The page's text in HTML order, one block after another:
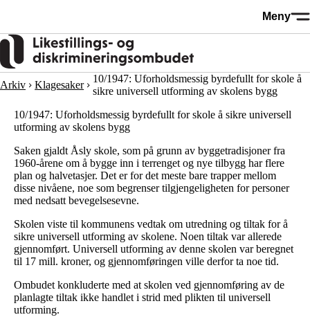
Meny
Arkiv Klagesaker
10/1947: Uforholdsmessig byrdefullt for skole å
sikre universell utforming av skolens bygg
10/1947: Uforholdsmessig byrdefullt for skole å sikre universell
utforming av skolens bygg
Saken gjaldt Åsly skole, som på grunn av byggetradisjoner fra
1960-årene om å bygge inn i terrenget og nye tilbygg har flere
plan og halvetasjer. Det er for det meste bare trapper mellom
disse nivåene, noe som begrenser tilgjengeligheten for personer
med nedsatt bevegelsesevne.
Skolen viste til kommunens vedtak om utredning og tiltak for å
sikre universell utforming av skolene. Noen tiltak var allerede
gjennomført. Universell utforming av denne skolen var beregnet
til 17 mill. kroner, og gjennomføringen ville derfor ta noe tid.
Ombudet konkluderte med at skolen ved gjennomføring av de
planlagte tiltak ikke handlet i strid med plikten til universell
utforming.